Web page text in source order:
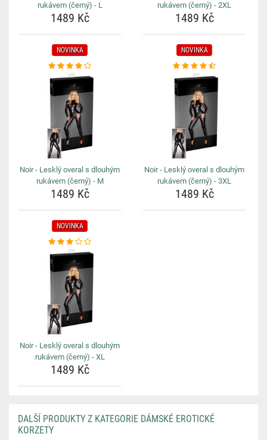
rukávem (černý) - L
1489 Kč
rukávem (černý) - 2XL
1489 Kč
NOVINKA
Noir - Lesklý overal s dlouhým
rukávem (černý) - M
1489 Kč
NOVINKA
Noir - Lesklý overal s dlouhým
rukávem (černý) - 3XL
1489 Kč
NOVINKA
Noir - Lesklý overal s dlouhým
rukávem (černý) - XL
1489 Kč
DALŠÍ PRODUKTY Z KATEGORIE DÁMSKÉ EROTICKÉ
KORZETY